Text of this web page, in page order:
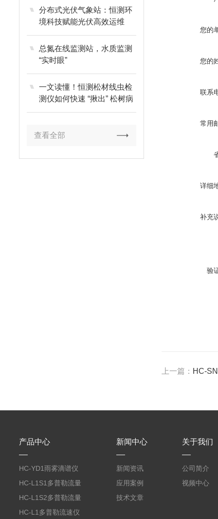
分布式光伏气象站：恒测环
境科技赋能光伏高效运维
总氮在线监测站，水质监测
“实时眼”
一文读懂！恒测松材线虫检
测仪如何快速 “揪出” 松树病
害
查看全部
您的
您的
联系
常用
详细
补充
验
上一篇： HC-
产品中心
HC-YD1雨雾滴谱仪
HC-L1S1多普勒流量
流速传感器
HC-L1S2多普勒流量
计
HC-L1多普勒流速仪
新闻中心
新闻资讯
应用案例
技术文章
关于我们
公司简介
视频中心